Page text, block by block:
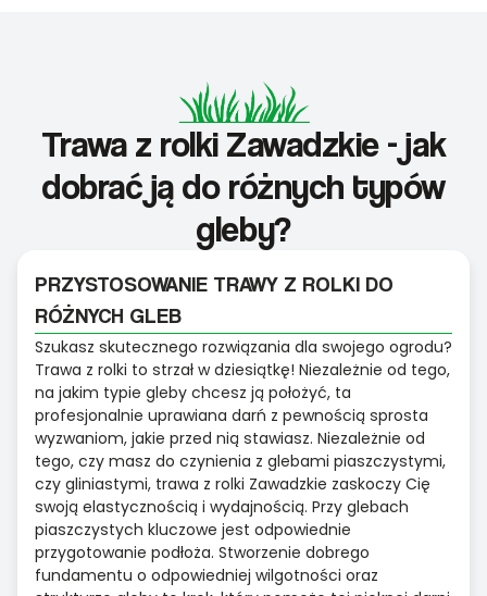
Trawa z rolki Zawadzkie - jak
dobrać ją do różnych typów
gleby?
PRZYSTOSOWANIE TRAWY Z ROLKI DO
RÓŻNYCH GLEB
Szukasz skutecznego rozwiązania dla swojego ogrodu?
Trawa z rolki to strzał w dziesiątkę! Niezależnie od tego,
na jakim typie gleby chcesz ją położyć, ta
profesjonalnie uprawiana darń z pewnością sprosta
wyzwaniom, jakie przed nią stawiasz. Niezależnie od
tego, czy masz do czynienia z glebami piaszczystymi,
czy gliniastymi, trawa z rolki Zawadzkie zaskoczy Cię
swoją elastycznością i wydajnością. Przy glebach
piaszczystych kluczowe jest odpowiednie
przygotowanie podłoża. Stworzenie dobrego
fundamentu o odpowiedniej wilgotności oraz